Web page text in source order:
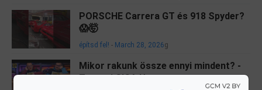
PORSCHE Carrera GT és 918 Spyder?
😱🤯
építsd fel! - March 28, 2026g
Mikor rakunk össze ennyi mindent? -
Tavaszi GIGA U...